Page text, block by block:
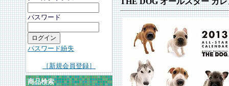
パスワード
パスワード紛失
［新規会員登録］
商品検索